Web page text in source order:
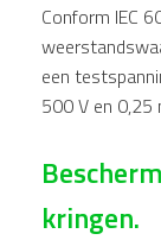
Conform IEC
een
500 V en 0,25
kringen.